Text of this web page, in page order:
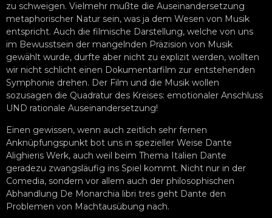
zu schweigen. Vielmehr mußte die Auseinandersetzung
metaphorischer Natur sein, was ja dem Wesen von Musik
entspricht. Auch die filmische Darstellung, welche von uns
im Bewusstsein der mangelnden Präzision von Musik
gewählt wurde, durfte aber nicht zu explizit werden, wollten
wir nicht schlicht einen Dokumentarfilm zur entstehenden
Symphonie drehen. Der Film und die Musik wollen
sozusagen die Quadratur des Kreises: emotionaler Anschluss
UND rationale Auseinandersetzung!
Einen gewissen, wenn auch zeitlich sehr fernen
Anknüpfungspunkt bot uns in spezieller Weise Dante
Alighieris Werk, auch weil beim Thema Italien Dante
geradezu zwangsläufig ins Spiel kommt. Nicht nur in der
Comedia, sondern vor allem auch der philosophischen
Abhandlung De Monarchia libri tres geht Dante den
Problemen von Machtausübung nach.